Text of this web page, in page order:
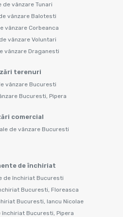
de vânzare Tunari
vânzare Balotesti
vânzare Corbeanca
vânzare Voluntari
vânzare Draganesti
terenuri
vânzare Bucuresti
Bucuresti, Pipera
comercial
de vânzare Bucuresti
de închiriat
de închiriat Bucuresti
Bucuresti, Floreasca
Bucuresti, Iancu Nicolae
Bucuresti, Pipera